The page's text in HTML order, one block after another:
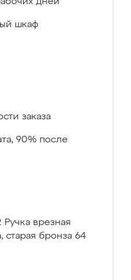
шкаф
заказа
90% после
Ручка врезная
старая бронза 64